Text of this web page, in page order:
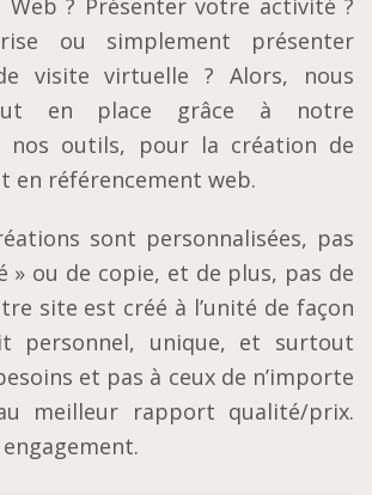
Web ? Présenter votre activité ?
ou simplement présenter
visite virtuelle ? Alors, nous
en place grâce à notre
nos outils, pour la création de
en référencement web.
sont personnalisées, pas
» ou de copie, et de plus, pas de
site est créé à l’unité de façon
personnel, unique, et surtout
et pas à ceux de n’importe
meilleur rapport qualité/prix.